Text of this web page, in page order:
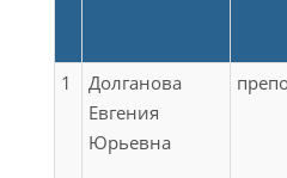
1
Долганова
Евгения
Юрьевна